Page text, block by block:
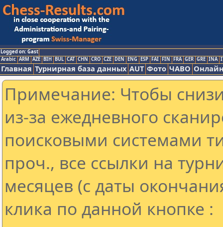
Logged on: Gast
Arabic ARM AZE BIH BUL CAT CHN CRO CZE DEN ENG ESP FAI FIN FRA GER GRE INA
Главная Турнирная база данных AUT Фото ЧАВО
Примечание: Чтобы
из-за ежедневного
поисковыми системами
проч., все ссылки на
месяцев (с даты
клика по данной кнопке :